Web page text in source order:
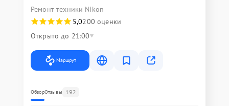
Ремонт техники Nikon
5,0200 оценки
Открыто до 21:00
Маршрут
ОбзорОтзывы 192